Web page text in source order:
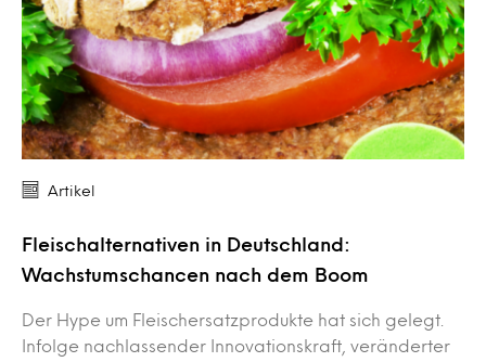
Artikel
Fleischalternativen in Deutschland:
Wachstumschancen nach dem Boom
Der Hype um Fleischersatzprodukte hat sich gelegt.
Infolge nachlassender Innovationskraft, veränderter